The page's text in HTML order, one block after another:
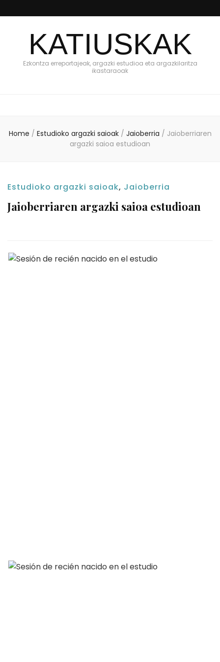
KATIUSKAK
Ezkontza erreportajeak, argazki estudioa eta argazkilaritza
ikastaraoak
Home / Estudioko argazki saioak / Jaioberria / Jaioberriaren
argazki saioa estudioan
Estudioko argazki saioak, Jaioberria
Jaioberriaren argazki saioa estudioan